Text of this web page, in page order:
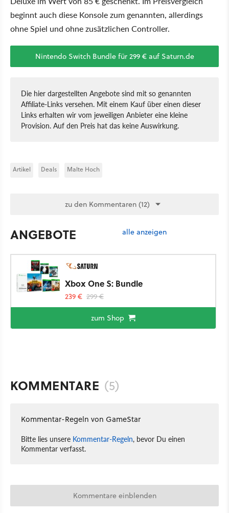
beginnt auch diese Konsole zum genannten, allerdings
ohne Spiel und ohne zusätzlichen Controller.
Nintendo Switch Bundle für 299 € auf Saturn.de
Die hier dargestellten Angebote sind mit so genannten
Affiliate-Links versehen. Mit einem Kauf über einen dieser
Links erhalten wir vom jeweiligen Anbieter eine kleine
Provision. Auf den Preis hat das keine Auswirkung.
Artikel Deals Malte Hoch
zu den Kommentaren (12)
ANGEBOTE alle anzeigen
Xbox One S: Bundle
239 € 299 €
zum Shop
KOMMENTARE (5)
Kommentar-Regeln von GameStar
Bitte lies unsere Kommentar-Regeln, bevor Du einen
Kommentar verfasst.
Kommentare einblenden